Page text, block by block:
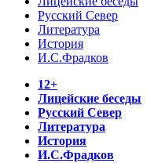
Русский Север
Литература
История
И.С.Фрадков
12+
Лицейские беседы
Русский Север
Литература
История
И.С.Фрадков